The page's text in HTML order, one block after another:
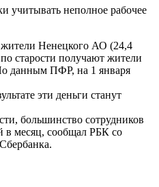
учитывать неполное рабочее
жители Ненецкого АО (24,4
старости получают жители
данным ПФР, на 1 января
эти деньги станут
большинство сотрудников
в месяц, сообщал РБК со